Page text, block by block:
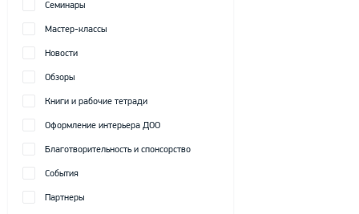
Семинары
Мастер-классы
Новости
Обзоры
Книги и рабочие тетради
Оформление интерьера ДОО
Благотворительность и спонсорство
События
Партнеры